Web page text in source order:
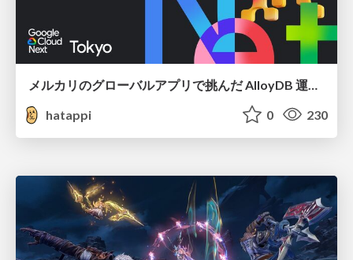
hatappi
0 230